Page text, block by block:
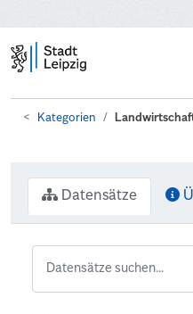
Kategorien
Datensätze